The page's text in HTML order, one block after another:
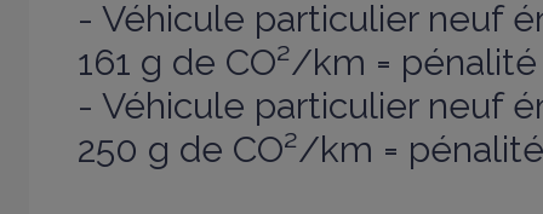
- Véhicule particulier neuf
161 g de CO²/km =
- Véhicule particulier neuf
250 g de CO²/km =